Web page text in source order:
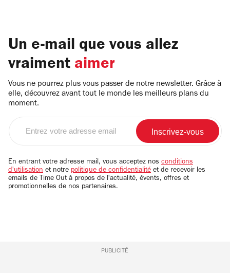
Un e-mail que vous allez
vraiment aimer
Vous ne pourrez plus vous passer de notre newsletter. Grâce à
elle, découvrez avant tout le monde les meilleurs plans du
moment.
email
En entrant votre adresse mail, vous acceptez nos conditions
d'utilisation et notre politique de confidentialité et de recevoir les
emails de Time Out à propos de l'actualité, évents, offres et
promotionnelles de nos partenaires.
PUBLICITÉ